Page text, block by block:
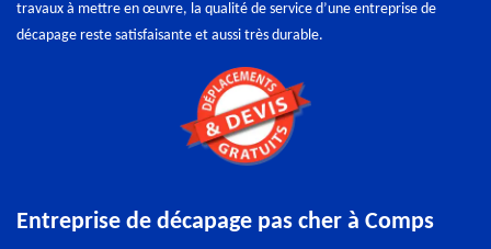
travaux à mettre en œuvre, la qualité de service d’une entreprise de
décapage reste satisfaisante et aussi très durable.
Entreprise de décapage pas cher à Comps